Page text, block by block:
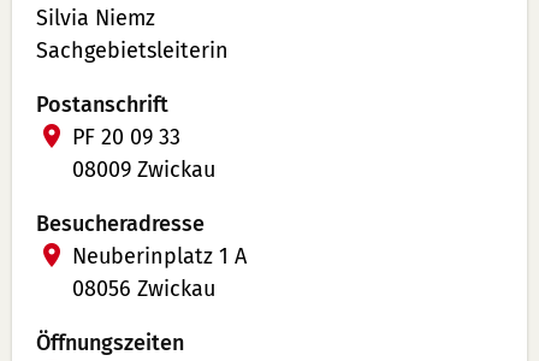
Silvia Niemz
Sachgebietsleiterin
Postanschrift
PF 20 09 33
08009 Zwickau
Besucheradresse
Neuberinplatz 1 A
08056 Zwickau
Öffnungszeiten